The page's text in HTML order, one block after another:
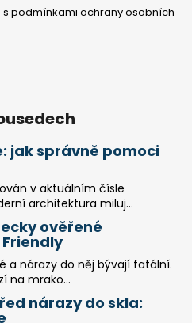
podmínkami ochrany osobních
jak správně pomoci
v aktuálním čísle
architektura miluj...
ověřené
a nárazy do něj bývají fatální.
na mrako...
nárazy do skla: